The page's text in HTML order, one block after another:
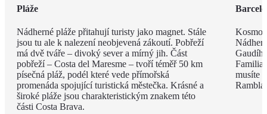
Pláže
Nádherné pláže přitahují turisty jako magnet. Stále
jsou tu ale k nalezení neobjevená zákoutí. Pobřeží
má dvě tváře – divoký sever a mírný jih. Část
pobřeží – Costa del Maresme – tvoří téměř 50 km
písečná pláž, podél které vede přímořská
promenáda spojující turistická městečka. Krásné a
široké pláže jsou charakteristickým znakem této
části Costa Brava.
Familia
musíte